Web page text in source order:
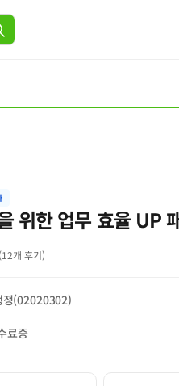
위한 업무 효율 UP
12개 후기)
정(02020302)
료증